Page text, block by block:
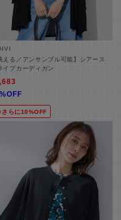
える／アンサンブル可能】シアース
イプカーディガン
さらに10%OFF